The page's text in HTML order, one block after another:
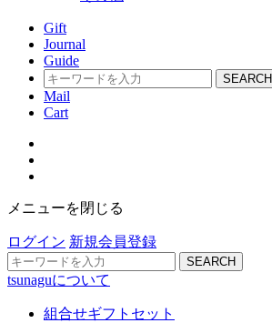
Gift
Journal
Guide
SEARCH
Mail
Cart
メニューを閉じる
ログイン 新規会員登録
SEARCH
tsunaguについて
組合せギフトセット